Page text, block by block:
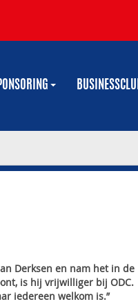
Derksen en nam het in de
is hij vrijwilliger bij ODC.
iedereen welkom is.”